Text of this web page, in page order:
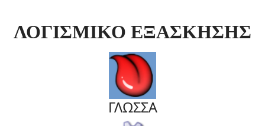
ΛΟΓΙΣΜΙΚΟ ΕΞΑΣΚΗΣΗΣ
ΓΛΩΣΣΑ